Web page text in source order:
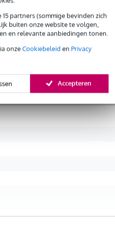
partners (sommige bevinden zich
buiten onze website te volgen,
en relevante aanbiedingen tonen.
onzeCookiebeleid en Privacy
Accepteren
schuim en beschermt uw
wel 20 dB. De windkap is speciaal